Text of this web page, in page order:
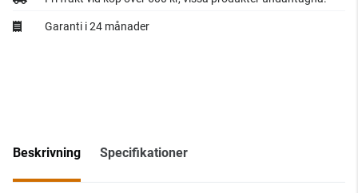
Garanti i 24 månader
Beskrivning Specifikationer